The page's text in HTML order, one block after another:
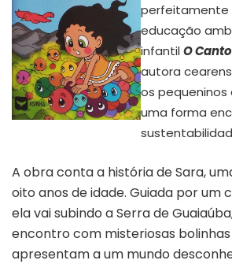
perfeitamente
educação
infantil O
autora
os
uma forma
A obra conta a história de Sara,
oito anos de idade. Guiada por um
ela vai subindo a Serra de
encontro com misteriosas
apresentam a um mundo